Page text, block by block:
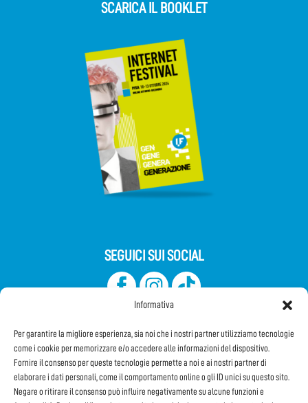
Informativa
Per garantire la migliore esperienza, sia noi che i nostri partner utilizziamo tecnologie
come i cookie per memorizzare e/o accedere alle informazioni del dispositivo.
Fornire il consenso per queste tecnologie permette a noi e ai nostri partner di
elaborare i dati personali, come il comportamento online o gli ID unici su questo sito.
Negare o ritirare il consenso può influire negativamente su alcune funzioni e
SCARICA IL BOOKLET
SEGUICI SUI SOCIAL
Iscriviti alla Newsletter